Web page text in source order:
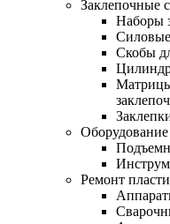
Заклепочные
Наборы
Скобы
Оборудование
Ремонт